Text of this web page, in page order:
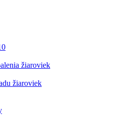
žiaroviek
žiaroviek